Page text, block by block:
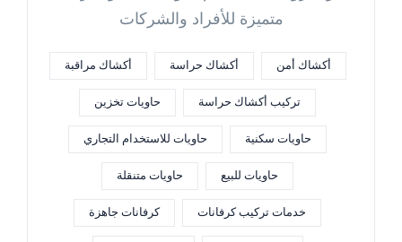
متميزة للأفراد والشركات
أكشاك أمن أكشاك حراسة أكشاك مراقبة
تركيب أكشاك حراسة حاويات تخزين
حاويات سكنية حاويات للاستخدام التجاري
حاويات للبيع حاويات متنقلة
خدمات تركيب كرفانات كرفانات جاهزة